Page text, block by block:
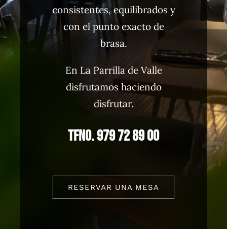
consistentes, equilibrados y
con el punto exacto de
brasa.
En La Parrilla de Valle
disfrutamos haciendo
disfrutar.
Tfno. 979 72 89 00
RESERVAR UNA MESA